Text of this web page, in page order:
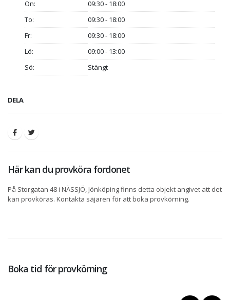
On:
09:30 - 18:00
To:
09:30 - 18:00
Fr:
09:30 - 18:00
Lö:
09:00 - 13:00
Sö:
Stängt
DELA
Här kan du provköra fordonet
På Storgatan 48 i NÄSSJÖ, Jönköping finns detta objekt angivet att det
kan provköras. Kontakta säjaren för att boka provkörning.
Boka tid för provkörning